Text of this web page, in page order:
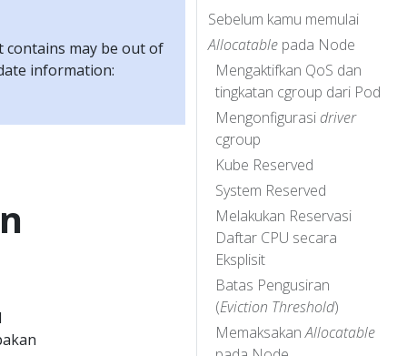
Sebelum kamu memulai
Allocatable pada Node
Mengaktifkan QoS dan
tingkatan cgroup dari Pod
Mengonfigurasidriver
cgroup
Kube Reserved
System Reserved
Melakukan Reservasi
Daftar CPU secara
Eksplisit
Batas Pengusiran
(Eviction Threshold)
MemaksakanAllocatable
may be out of
information: